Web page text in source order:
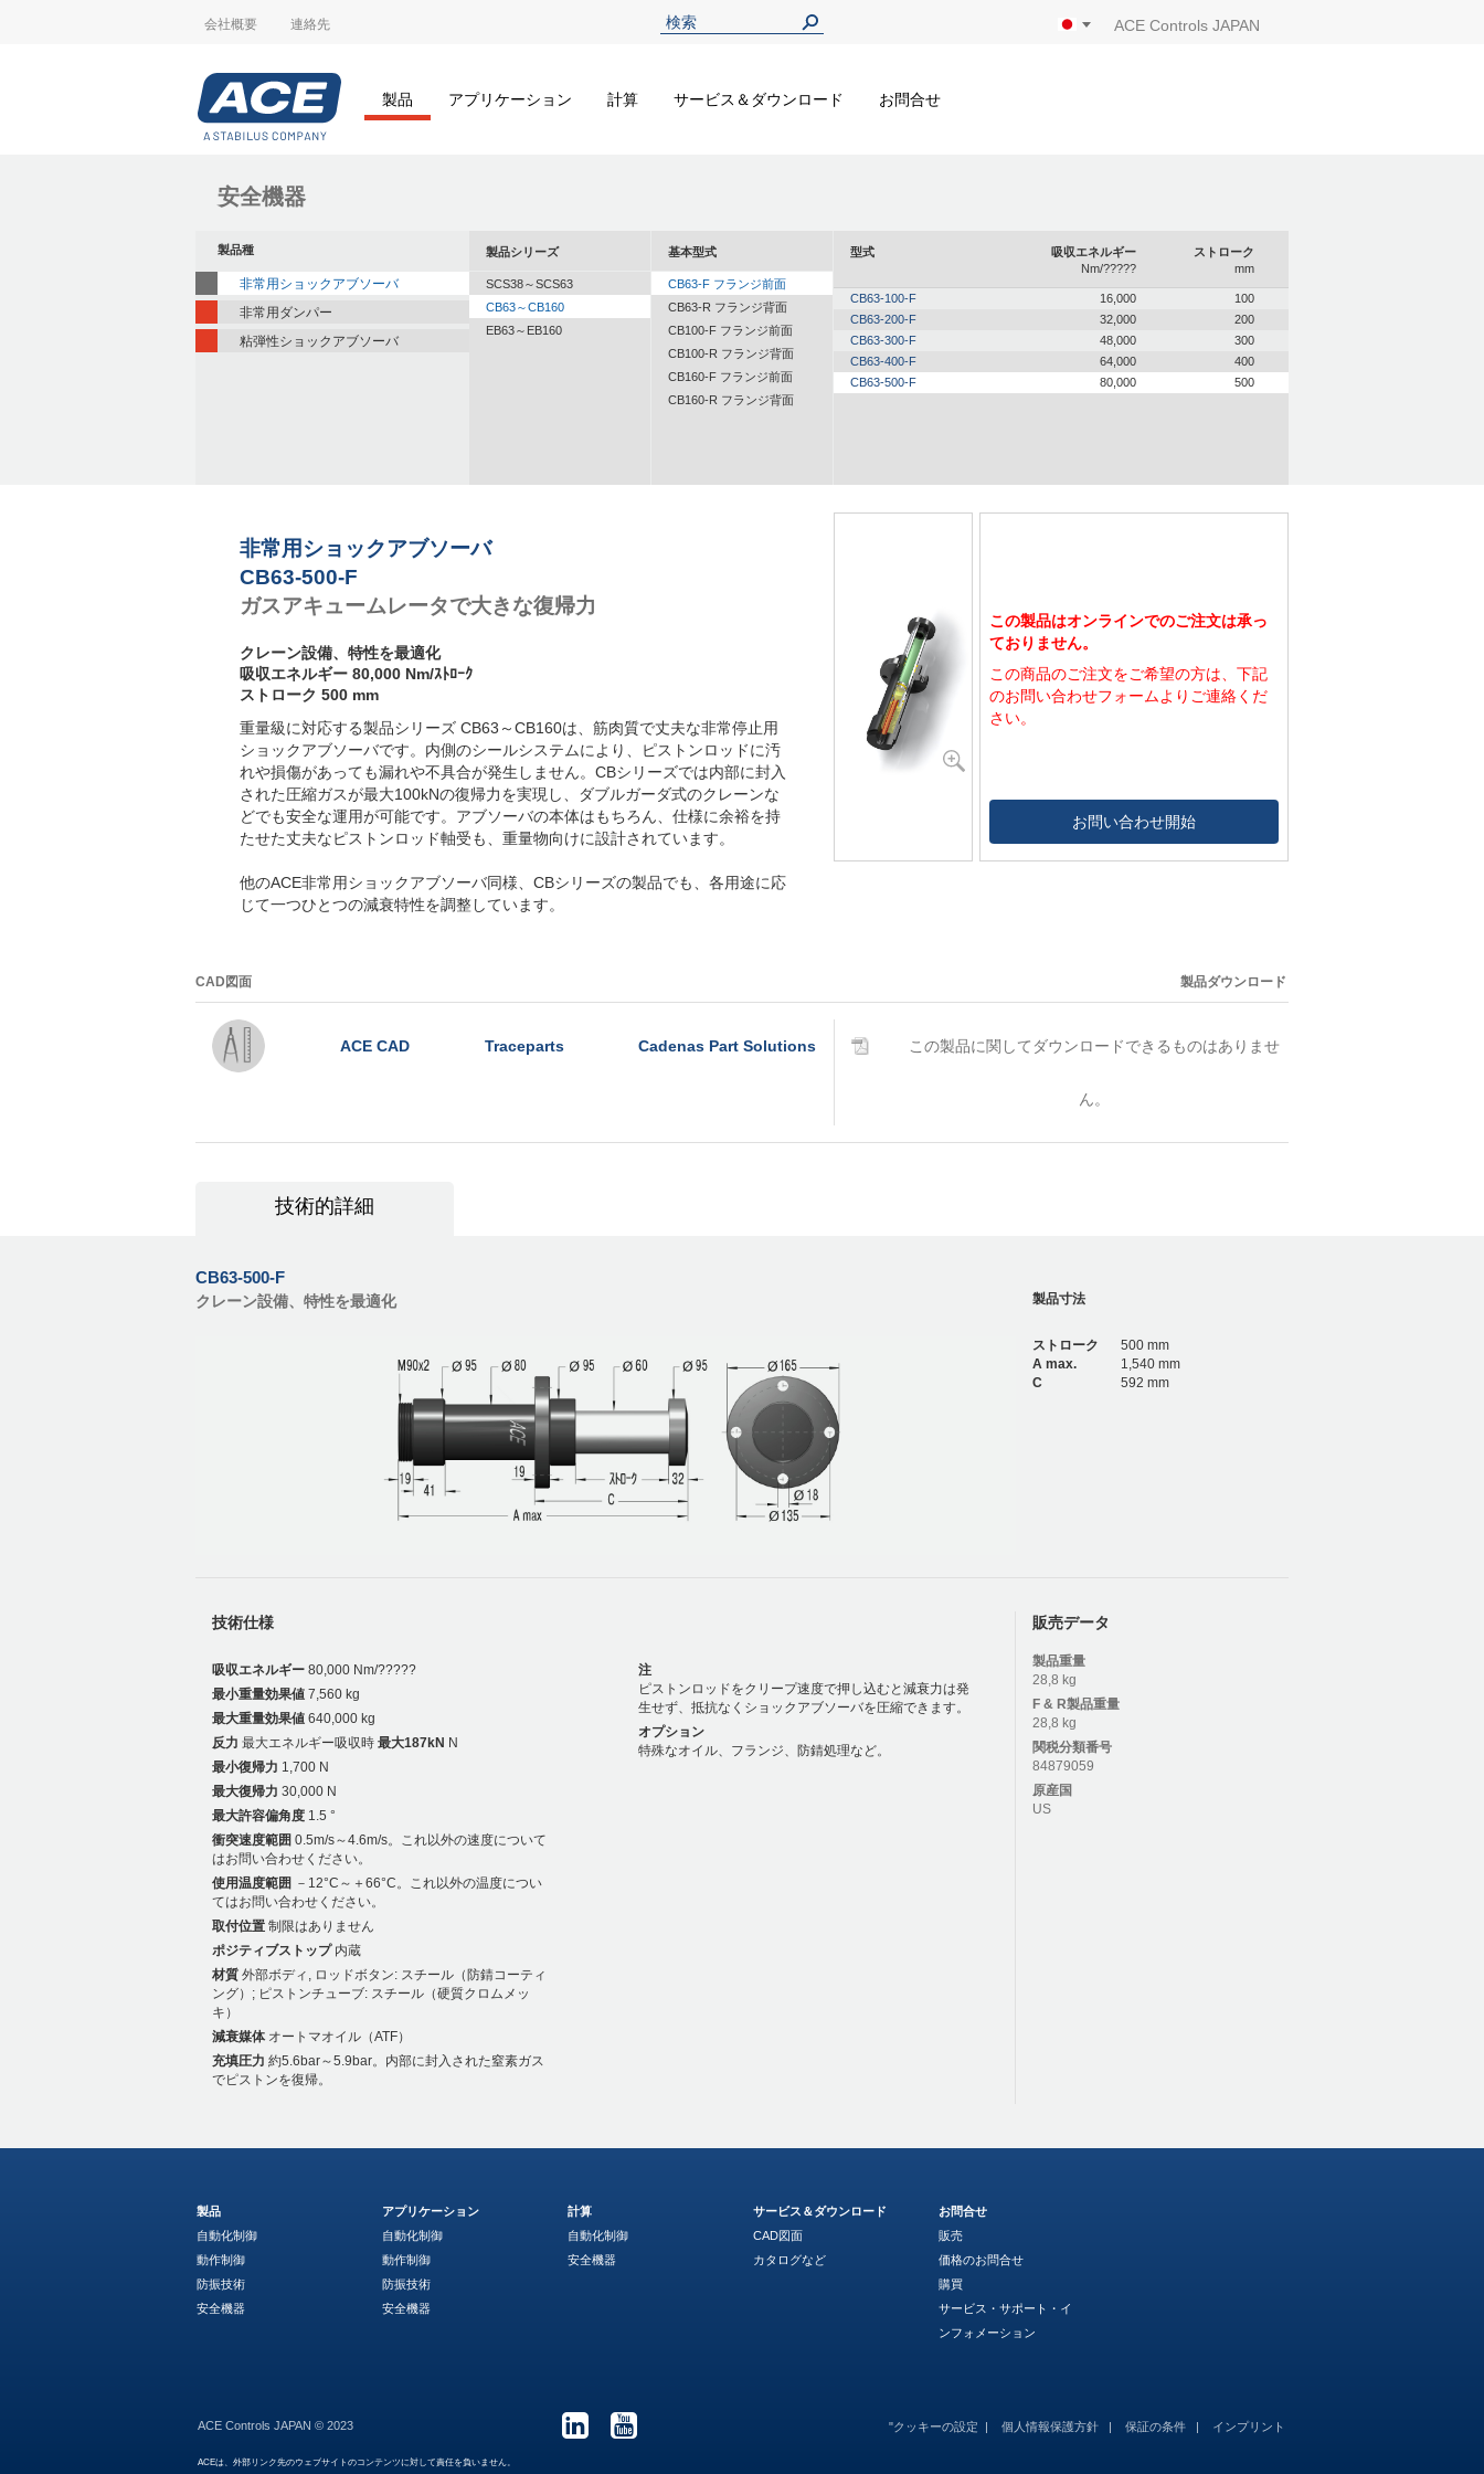
会社概要 連絡先 ACE Controls JAPAN
製品 アプリケーション 計算 サービス＆ダウンロード お問合せ
安全機器
製品種
非常用ショックアブソーバ
非常用ダンパー
粘弾性ショックアブソーバ
製品シリーズ
SCS38～SCS63
CB63～CB160
EB63～EB160
基本型式
CB63-F フランジ前面
CB63-R フランジ背面
CB100-F フランジ前面
CB100-R フランジ背面
CB160-F フランジ前面
CB160-R フランジ背面
型式
吸収エネルギー
Nm/?????
ストローク
mm
CB63-100-F 16,000
100
CB63-200-F
32,000
200
CB63-300-F
48,000
300
CB63-400-F
64,000
400
CB63-500-F
80,000 500
非常用ショックアブソーバ
CB63-500-F
ガスアキュームレータで大きな復帰力
クレーン設備、特性を最適化
吸収エネルギー 80,000 Nm/ｽﾄﾛｰｸ
ストローク 500 mm
重量級に対応する製品シリーズ CB63～CB160は、筋肉質で丈夫な非常停止用
ショックアブソーバです。内側のシールシステムにより、ピストンロッドに汚
れや損傷があっても漏れや不具合が発生しません。CBシリーズでは内部に封入
された圧縮ガスが最大100kNの復帰力を実現し、ダブルガーダ式のクレーンな
どでも安全な運用が可能です。アブソーバの本体はもちろん、仕様に余裕を持
たせた丈夫なピストンロッド軸受も、重量物向けに設計されています。
他のACE非常用ショックアブソーバ同様、CBシリーズの製品でも、各用途に応
じて一つひとつの減衰特性を調整しています。
この製品はオンラインでのご注文は承っ
ておりません。
この商品のご注文をご希望の方は、下記
のお問い合わせフォームよりご連絡くだ
さい。
お問い合わせ開始
CAD図面 製品ダウンロード
ACE CAD Traceparts Cadenas Part Solutions この製品に関してダウンロードできるものはありませ
ん。
技術的詳細
CB63-500-F
クレーン設備、特性を最適化 製品寸法
ストローク
500 mm
A max.
1,540 mm
C
592 mm
技術仕様
吸収エネルギー 80,000 Nm/?????
最小重量効果値 7,560 kg
最大重量効果値 640,000 kg
反力 最大エネルギー吸収時 最大187kN N
最小復帰力 1,700 N
最大復帰力 30,000 N
最大許容偏角度 1.5 °
衝突速度範囲 0.5m/s～4.6m/s。これ以外の速度について
はお問い合わせください。
使用温度範囲 －12°C～＋66°C。これ以外の温度につい
てはお問い合わせください。
取付位置 制限はありません
ポジティブストップ内蔵
材質 外部ボディ, ロッドボタン: スチール（防錆コーティ
ング）; ピストンチューブ: スチール（硬質クロムメッ
キ）
減衰媒体オートマオイル（ATF）
充填圧力 約5.6bar～5.9bar。内部に封入された窒素ガス
でピストンを復帰。
注
ピストンロッドをクリープ速度で押し込むと減衰力は発
生せず、抵抗なくショックアブソーバを圧縮できます。
オプション
特殊なオイル、フランジ、防錆処理など。
販売データ
製品重量
28,8 kg
F & R製品重量
28,8 kg
関税分類番号
84879059
原産国
US
製品
自動化制御
動作制御
防振技術
安全機器
アプリケーション
自動化制御
動作制御
防振技術
安全機器
計算
自動化制御
安全機器
サービス＆ダウンロード
CAD図面
カタログなど
お問合せ
販売
価格のお問合せ
購買
サービス・サポート・イ
ンフォメーション
ACE Controls JAPAN © 2023 "クッキーの設定 個人情報保護方針 保証の条件 インプリント
ACEは、外部リンク先のウェブサイトのコンテンツに対して責任を負いません。